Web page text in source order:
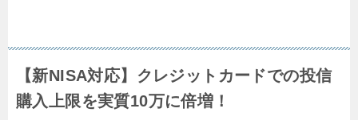
【新NISA対応】クレジットカードでの投信
購入上限を実質10万に倍増！